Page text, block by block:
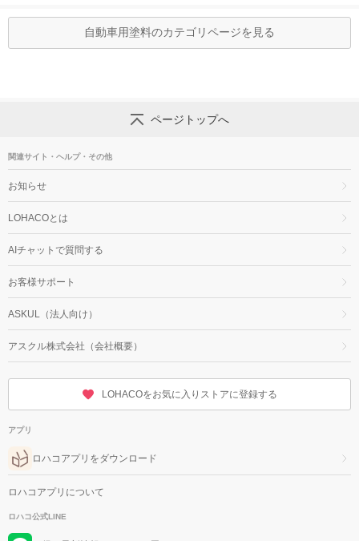
自動車用塗料のカテゴリページを見る
ページトップへ
関連サイト・ヘルプ・その他
お知らせ
LOHACOとは
AIチャットで質問する
お客様サポート
ASKUL（法人向け）
アスクル株式会社（会社概要）
LOHACOをお気に入りストアに登録する
アプリ
ロハコアプリをダウンロード
ロハコアプリについて
ロハコ公式LINE